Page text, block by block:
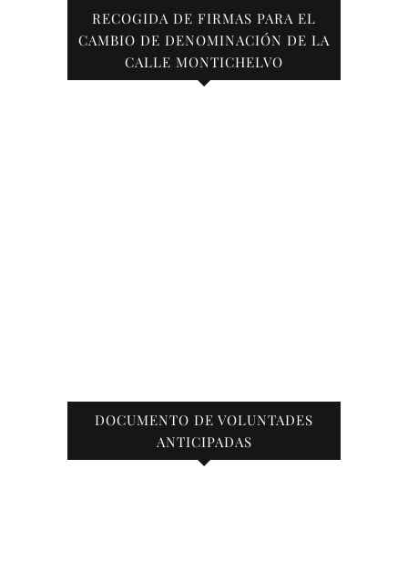
RECOGIDA DE FIRMAS PARA EL
CAMBIO DE DENOMINACIÓN DE LA
CALLE MONTICHELVO
DOCUMENTO DE VOLUNTADES
ANTICIPADAS